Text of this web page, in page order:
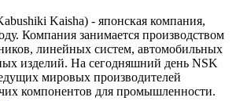
Kaisha) - японская компания,
Компания занимается производством
линейных систем, автомобильных
изделий. На сегодняшний день NSK
мировых производителей
компонентов для промышленности.